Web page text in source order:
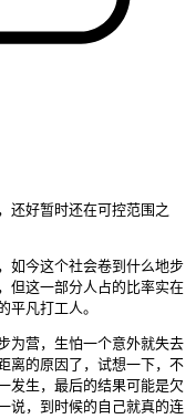
还好暂时还在可控范围之
如今这个社会卷到什么地步
但这一部分人占的比率实在
平凡打工人。
为营，生怕一个意外就失去
离的原因了，试想一下，不
发生，最后的结果可能是欠
说，到时候的自己就真的连